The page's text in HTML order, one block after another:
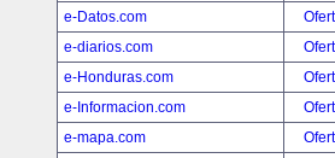
e-Datos.com
e-diarios.com
e-Honduras.com
e-Informacion.com
e-mapa.com